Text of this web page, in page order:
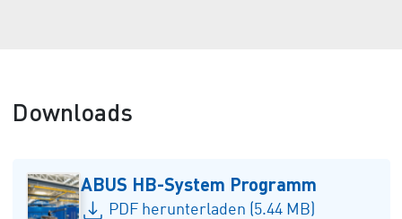
Downloads
ABUS HB-System Programm
PDF herunterladen (5.44 MB)